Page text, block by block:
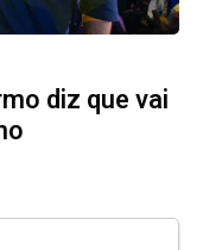
diz que vai